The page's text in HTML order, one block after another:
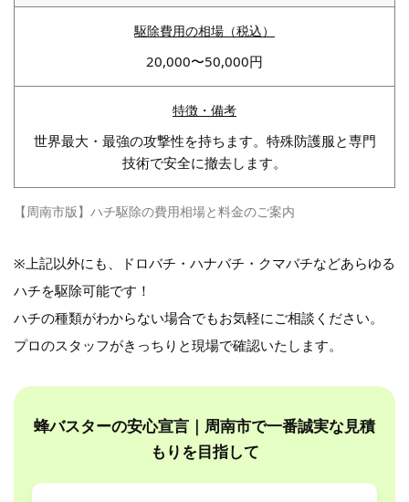
20,000〜50,000円
世界最大・最強の攻撃性を持ちます。特殊防護服と専門
技術で安全に撤去します。
【周南市版】ハチ駆除の費用相場と料金のご案内
※上記以外にも、ドロバチ・ハナバチ・クマバチなどあらゆる
ハチを駆除可能です！
ハチの種類がわからない場合でもお気軽にご相談ください。
プロのスタッフがきっちりと現場で確認いたします。
蜂バスターの安心宣言｜周南市で一番誠実な見積
もりを目指して